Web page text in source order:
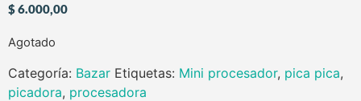
$6.000,00
Agotado
Categoría: Bazar Etiquetas: Mini procesador, pica pica,
picadora, procesadora